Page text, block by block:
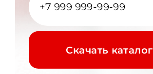
Cкачать каталог